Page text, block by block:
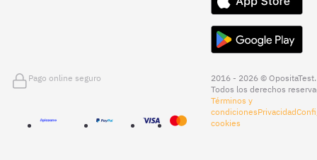
Pago online seguro
2016 - 2026 © OpositaTest.
Todos los derechos
Términos y
condicionesPrivacidad
cookies